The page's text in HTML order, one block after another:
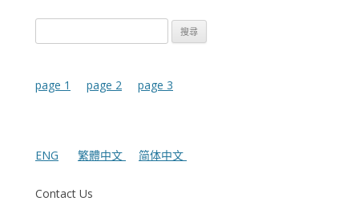
尋
鍵
page 1 page 2 page 3
ENG 繁體中文 简体中文
Contact Us